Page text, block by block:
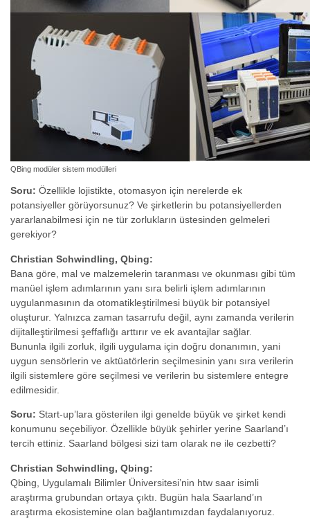
QBing modüler sistem modülleri
Soru: Özellikle lojistikte, otomasyon için nerelerde ek
potansiyeller görüyorsunuz? Ve şirketlerin bu potansiyellerden
yararlanabilmesi için ne tür zorlukların üstesinden gelmeleri
gerekiyor?
Christian Schwindling, Qbing:
Bana göre, mal ve malzemelerin taranması ve okunması gibi tüm
manüel işlem adımlarının yanı sıra belirli işlem adımlarının
uygulanmasının da otomatikleştirilmesi büyük bir potansiyel
oluşturur. Yalnızca zaman tasarrufu değil, aynı zamanda verilerin
dijitalleştirilmesi şeffaflığı arttırır ve ek avantajlar sağlar.
Bununla ilgili zorluk, ilgili uygulama için doğru donanımın, yani
uygun sensörlerin ve aktüatörlerin seçilmesinin yanı sıra verilerin
ilgili sistemlere göre seçilmesi ve verilerin bu sistemlere entegre
edilmesidir.
Soru: Start-up’lara gösterilen ilgi genelde büyük ve şirket kendi
konumunu seçebiliyor. Özellikle büyük şehirler yerine Saarland’ı
tercih ettiniz. Saarland bölgesi sizi tam olarak ne ile cezbetti?
Christian Schwindling, Qbing:
Qbing, Uygulamalı Bilimler Üniversitesi’nin htw saar isimli
araştırma grubundan ortaya çıktı. Bugün hala Saarland’ın
araştırma ekosistemine olan bağlantımızdan faydalanıyoruz.